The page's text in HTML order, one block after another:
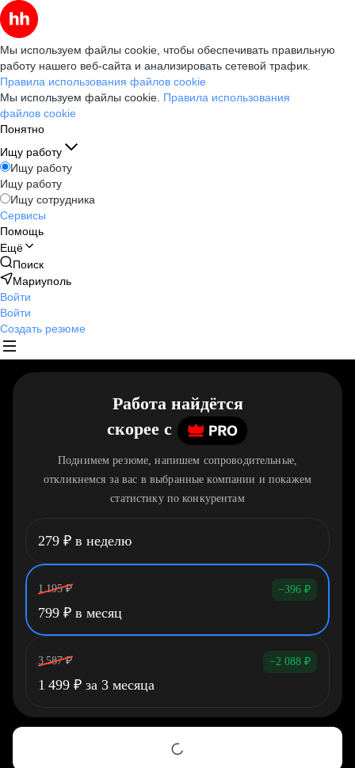
Мы используем файлы cookie, чтобы обеспечивать правильную
работу нашего веб-сайта и анализировать сетевой трафик.
Правила использования файлов cookie
Мы используем файлы cookie. Правила использования
файлов cookie
Понятно
Ищу работу
Ищу работу
Ищу работу
Ищу сотрудника
Сервисы
Помощь
Ещё
Поиск
Мариуполь
Войти
Войти
Создать резюме
Работа найдётся
скорее c
Поднимем резюме, напишем сопроводительные,
откликнемся за вас в выбранные компании и покажем
статистику по конкурентам
279 ₽ в неделю
1 195 ₽ −396 ₽
799 ₽ в месяц
3 587 ₽ −2 088 ₽
1 499 ₽ за 3 месяца